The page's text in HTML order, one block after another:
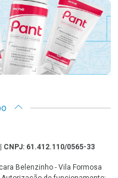
CNPJ: 61.412.110/0565-33
Belenzinho - Vila Formosa